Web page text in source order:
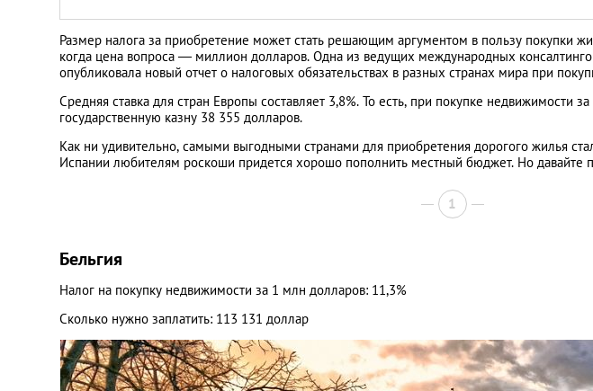
Размер налога за приобретение может стать решающим аргументом в пользу покупки
когда цена вопроса ― миллион долларов. Одна из ведущих международных
опубликовала новый отчет о налоговых обязательствах в разных странах мира при
Средняя ставка для стран Европы составляет 3,8%. То есть, при покупке недвижимости
государственную казну 38 355 долларов.
Как ни удивительно, самыми выгодными странами для приобретения дорогого жилья
Испании любителям роскоши придется хорошо пополнить местный бюджет. Но давайте
1
Бельгия
Налог на покупку недвижимости за 1 млн долларов: 11,3%
Сколько нужно заплатить: 113 131 доллар